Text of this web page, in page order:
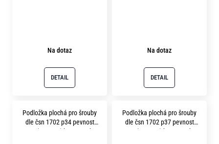
Na dotaz
DETAIL
Na dotaz
DETAIL
Podložka plochá pro šrouby
dle čsn 1702 p34 pevnost
10.9 ( 300HV ) bez povrchu
Podložka plochá pro šrouby
dle čsn 1702 p37 pevnost
10.9 ( 300HV ) bez povrchu